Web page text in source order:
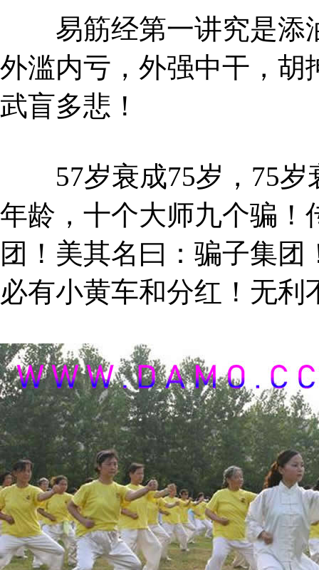
易筋经第一讲究是添
外滥内亏，外强中干，胡
武盲多悲！
57岁衰成75岁，75岁
年龄，十个大师九个骗！
团！美其名曰：骗子集
必有小黄车和分红！无